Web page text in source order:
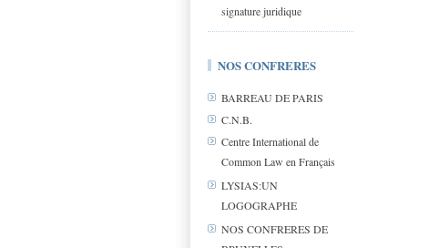
signature juridique
NOS CONFRERES
BARREAU DE PARIS
C.N.B.
Centre International de
Common Law en Français
LYSIAS:UN
LOGOGRAPHE
NOS CONFRERES DE